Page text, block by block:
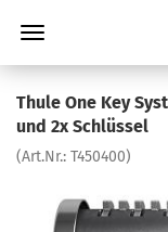
Thule One Key
und 2x Schlüssel
(Art.Nr.: T450400)